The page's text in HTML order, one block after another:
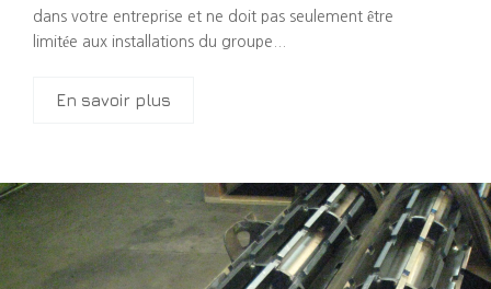
dans votre entreprise et ne doit pas seulement être
limitée aux installations du groupe...
En savoir plus